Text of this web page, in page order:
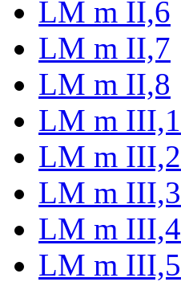
LM m II,6
LM m II,7
LM m II,8
LM m III,1
LM m III,2
LM m III,3
LM m III,4
LM m III,5